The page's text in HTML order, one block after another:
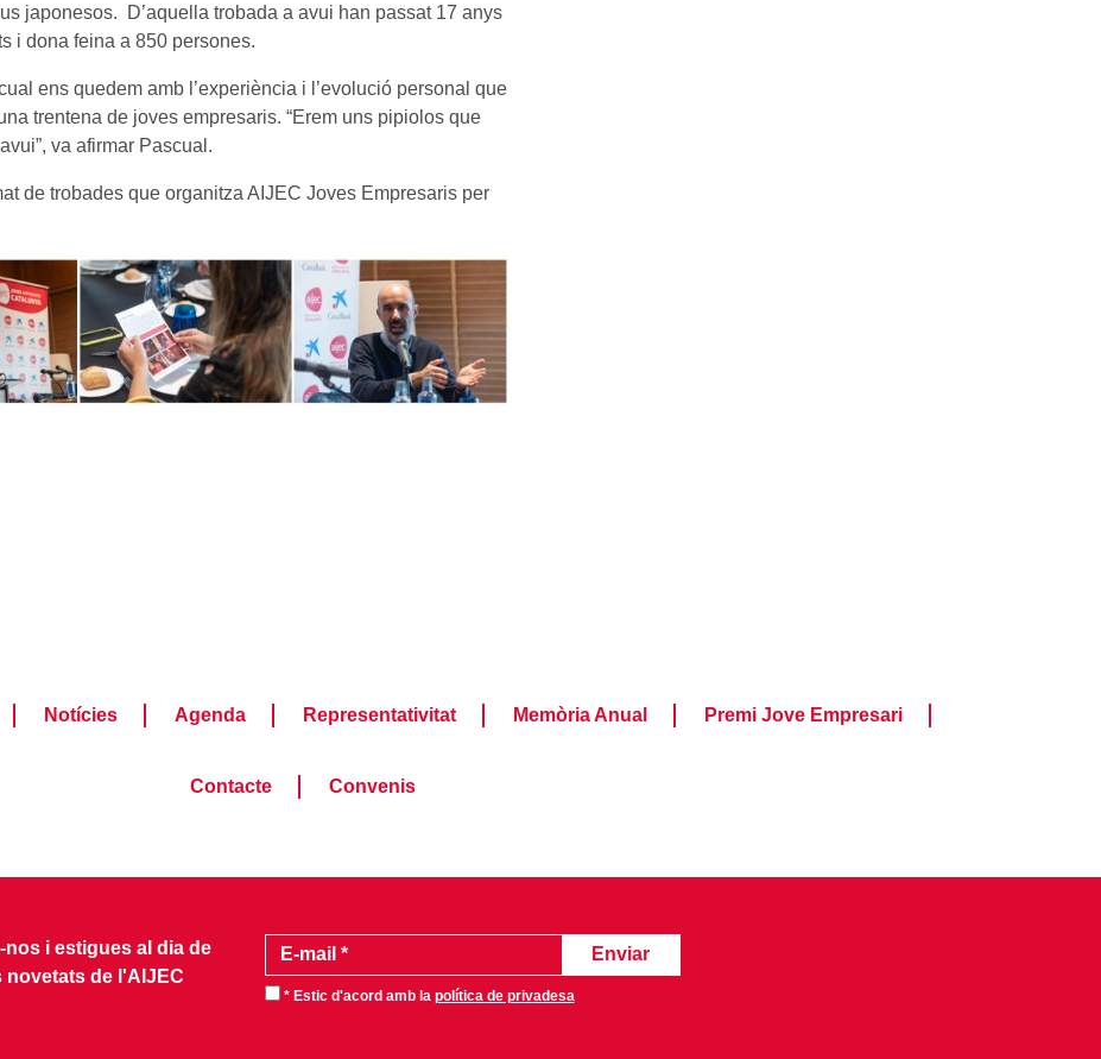
japonesos. D’aquella trobada a avui han passat 17 anys
i dona feina a 850 persones.
ens quedem amb l’experiència i l’evolució personal que
trentena de joves empresaris. “Erem uns pipiolos que
va afirmar Pascual.
de trobades que organitza AIJEC Joves Empresaris per
Notícies Agenda Representativitat Memòria Anual Premi Jove Empresari
Contacte Convenis
nos i estigues al dia de
novetats de l'AIJEC
* Estic d'acord amb la política de privadesa